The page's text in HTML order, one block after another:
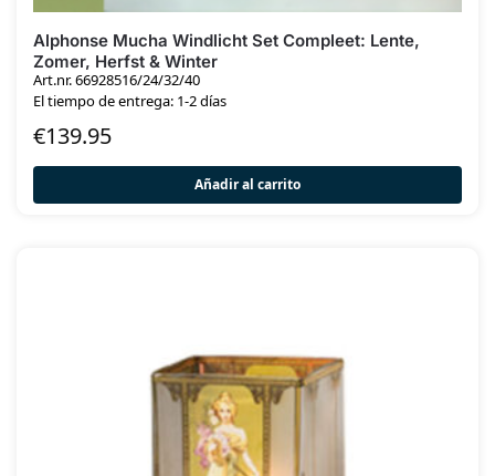
Alphonse Mucha Windlicht Set Compleet: Lente,
Zomer, Herfst & Winter
Art.nr. 66928516/24/32/40
El tiempo de entrega: 1-2 días
€139.95
Añadir al carrito